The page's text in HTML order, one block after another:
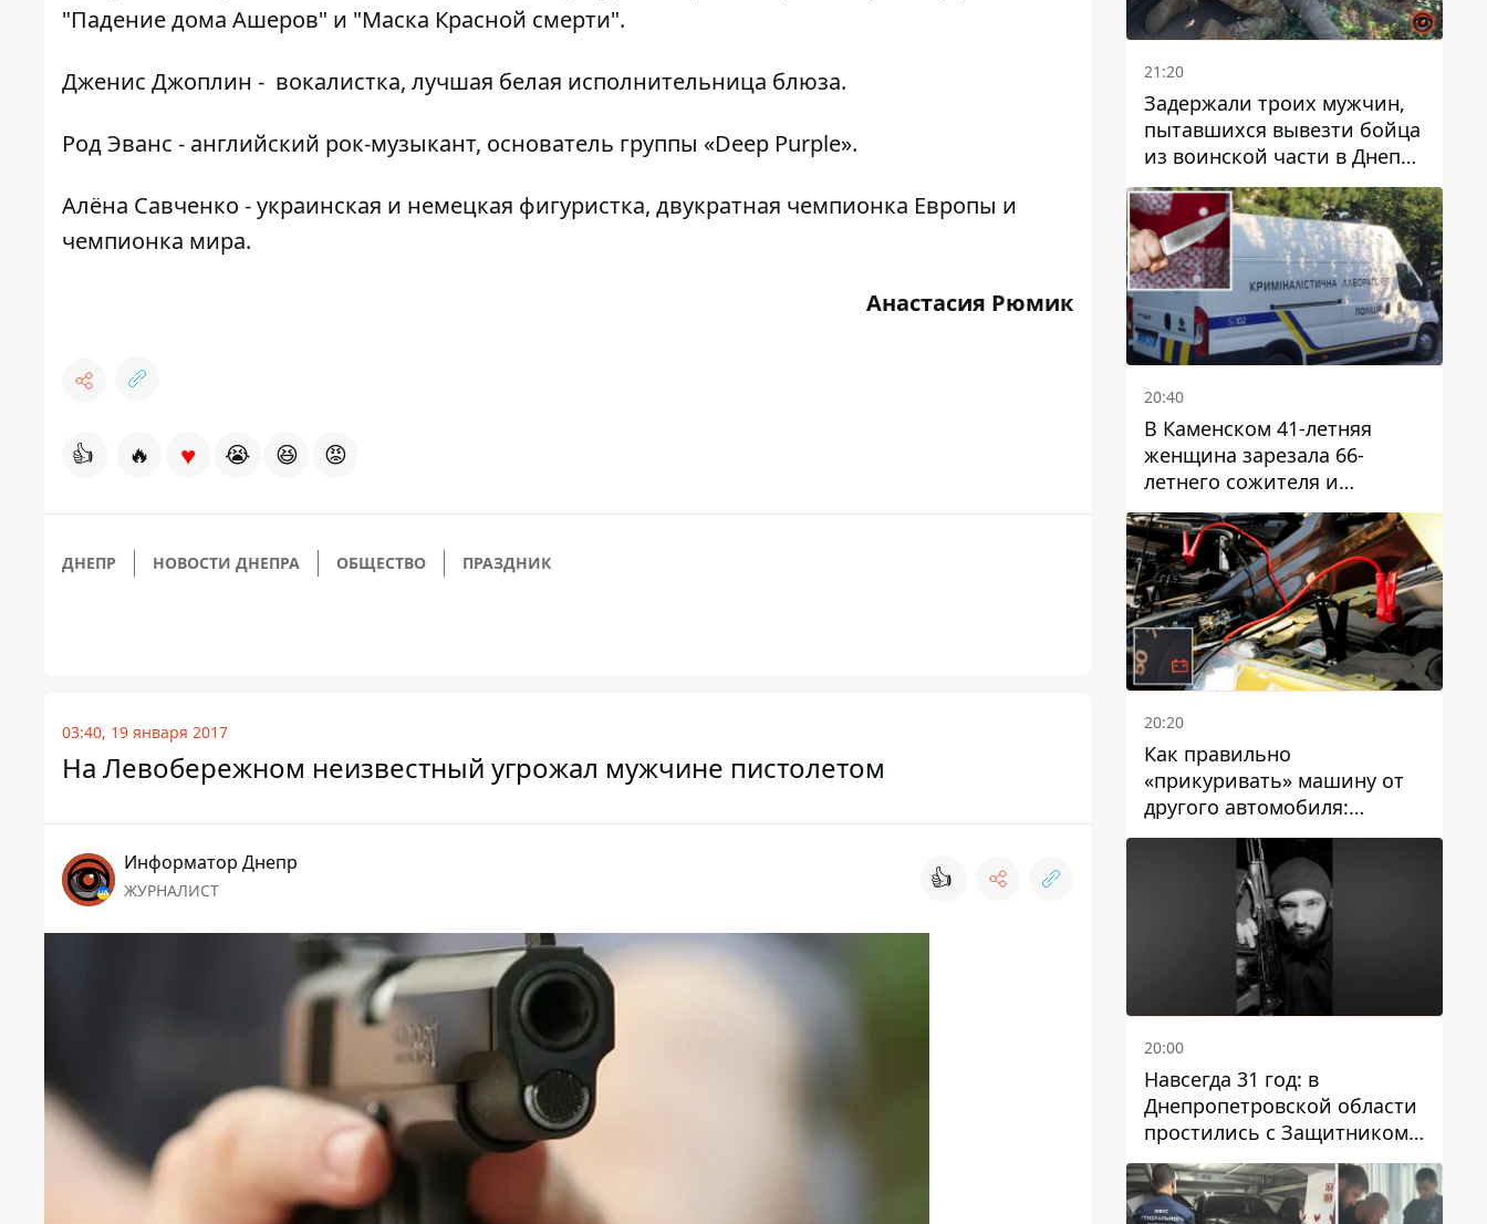
"Падение дома Ашеров" и "Маска Красной смерти".
Дженис Джоплин - вокалистка, лучшая белая исполнительница блюза.
Род Эванс - английский рок-музыкант, основатель группы «Deep Purple».
Алёна Савченко - украинская и немецкая фигуристка, двукратная чемпионка Европы и
чемпионка мира.
Анастасия Рюмик
👍 🔥 ♥ 😭 😆 😡
ДНЕПР НОВОСТИ ДНЕПРА ОБЩЕСТВО ПРАЗДНИК
03:40, 19 января 2017
На Левобережном неизвестный угрожал мужчине пистолетом
Информатор Днепр
ЖУРНАЛИСТ 👍
21:20
Задержали троих мужчин,
пытавшихся вывезти бойца
из воинской части в Днепр
за 7 тысяч долларов: среди
них был врач
20:40
В Каменском 41-летняя
женщина зарезала 66-
летнего сожителя и
пыталась обмануть
полицейских
20:20
Как правильно
«прикуривать» машину от
другого автомобиля:
инструкция для водителей
20:00
Навсегда 31 год: в
Днепропетровской области
простились с Защитником
Александром Репиным